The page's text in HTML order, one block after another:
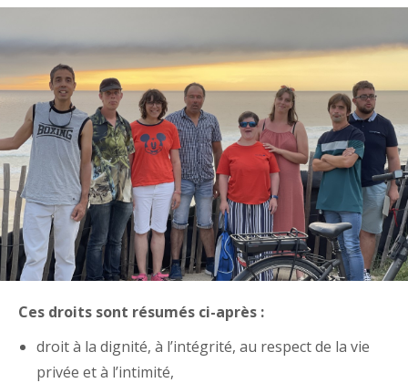
Ces droits sont résumés ci-après :
droit à la dignité, à l’intégrité, au respect de la vie
privée et à l’intimité,